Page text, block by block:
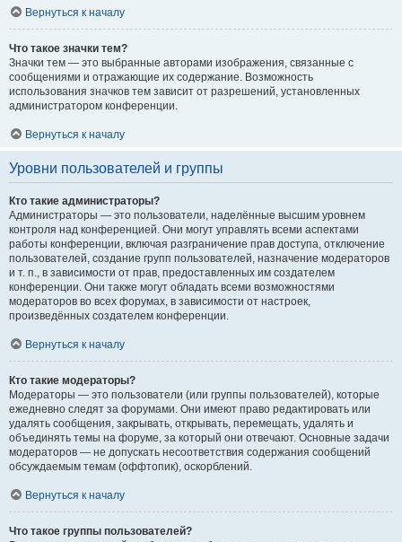
Вернуться к началу
Что такое значки тем?
Значки тем — это выбранные авторами изображения, связанные с
сообщениями и отражающие их содержание. Возможность
использования значков тем зависит от разрешений, установленных
администратором конференции.
Вернуться к началу
Уровни пользователей и группы
Кто такие администраторы?
Администраторы — это пользователи, наделённые высшим уровнем
контроля над конференцией. Они могут управлять всеми аспектами
работы конференции, включая разграничение прав доступа, отключение
пользователей, создание групп пользователей, назначение модераторов
и т. п., в зависимости от прав, предоставленных им создателем
конференции. Они также могут обладать всеми возможностями
модераторов во всех форумах, в зависимости от настроек,
произведённых создателем конференции.
Вернуться к началу
Кто такие модераторы?
Модераторы — это пользователи (или группы пользователей), которые
ежедневно следят за форумами. Они имеют право редактировать или
удалять сообщения, закрывать, открывать, перемещать, удалять и
объединять темы на форуме, за который они отвечают. Основные задачи
модераторов — не допускать несоответствия содержания сообщений
обсуждаемым темам (оффтопик), оскорблений.
Вернуться к началу
Что такое группы пользователей?